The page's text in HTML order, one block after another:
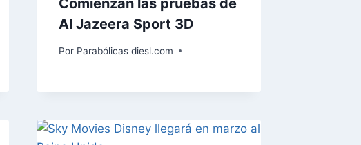
Comienzan las pruebas de
Al Jazeera Sport 3D
Por Parabólicas diesl.com